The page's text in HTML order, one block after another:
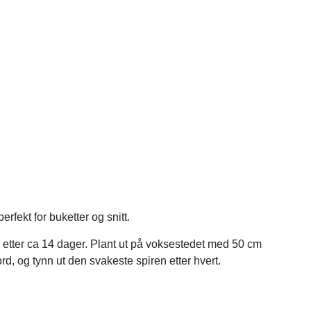
for buketter og snitt.
ca 14 dager. Plant ut på voksestedet med 50 cm
og tynn ut den svakeste spiren etter hvert.